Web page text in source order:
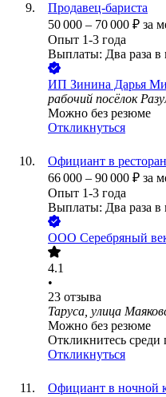
Продавец-бариста
50 000 – 70 000 ₽ за
Опыт 1-3 года
Выплаты: Два раза в
ИП Зинина Дарья
рабочий посёлок
Можно без резюме
Откликнуться
Официант в
66 000 – 90 000 ₽ за
Опыт 1-3 года
Выплаты: Два раза в
ООО Серебряный
4.1
•
23 отзыва
Таруса, улица
Можно без резюме
Откликнитесь среди
Откликнуться
Официант в ночной